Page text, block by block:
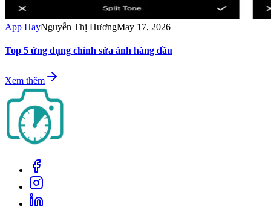
App HayNguyễn Thị HươngMay 17, 2026
Top 5 ứng dụng chỉnh sửa ảnh hàng đầu
Xem thêm